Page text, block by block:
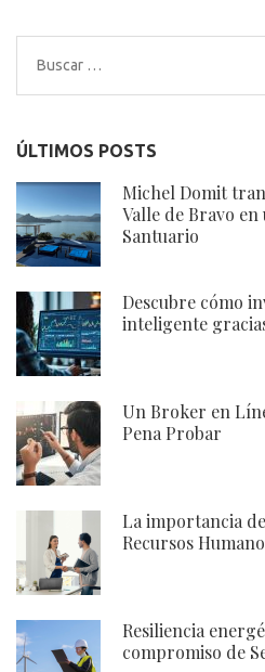
Buscar:
ÚLTIMOS POSTS
Michel Domit
Valle de Bravo
Santuario
Descubre cómo
inteligente
Un Broker en
Pena Probar
La importancia
Recursos
Resiliencia
compromiso de